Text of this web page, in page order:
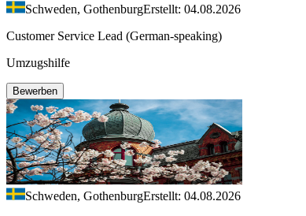
Schweden, GothenburgErstellt: 04.08.2026
Customer Service Lead (German-speaking)
Umzugshilfe
Bewerben
Schweden, GothenburgErstellt: 04.08.2026